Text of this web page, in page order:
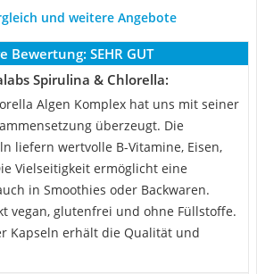
und weitere Angebote
Bewertung: SEHR GUT
Spirulina & Chlorella:
Algen Komplex hat uns mit seiner
überzeugt. Die
liefern wertvolle B-Vitamine, Eisen,
Vielseitigkeit ermöglicht eine
in Smoothies oder Backwaren.
vegan, glutenfrei und ohne Füllstoffe.
Kapseln erhält die Qualität und